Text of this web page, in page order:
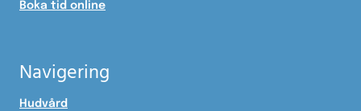
Boka tid online
Navigering
Hudvård